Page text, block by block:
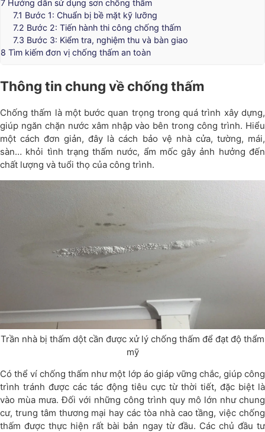
7 Hướng dẫn sử dụng sơn chống thấm
7.1 Bước 1: Chuẩn bị bề mặt kỹ lưỡng
7.2 Bước 2: Tiến hành thi công chống thấm
7.3 Bước 3: Kiểm tra, nghiệm thu và bàn giao
8 Tìm kiếm đơn vị chống thấm an toàn
Thông tin chung về chống thấm
Chống thấm là một bước quan trọng trong quá trình xây dựng,
giúp ngăn chặn nước xâm nhập vào bên trong công trình. Hiểu
một cách đơn giản, đây là cách bảo vệ nhà cửa, tường, mái,
sàn… khỏi tình trạng thấm nước, ẩm mốc gây ảnh hưởng đến
chất lượng và tuổi thọ của công trình.
Trần nhà bị thấm dột cần được xử lý chống thấm để đạt độ thẩm
mỹ
Có thể ví chống thấm như một lớp áo giáp vững chắc, giúp công
trình tránh được các tác động tiêu cực từ thời tiết, đặc biệt là
vào mùa mưa. Đối với những công trình quy mô lớn như chung
cư, trung tâm thương mại hay các tòa nhà cao tầng, việc chống
thấm được thực hiện rất bài bản ngay từ đầu. Các chủ đầu tư